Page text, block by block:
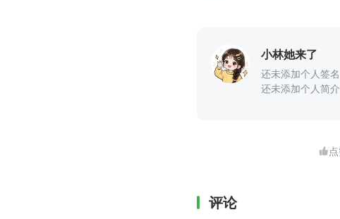
小林她来了
还未添加个人签名
还未添加个人简介

评论